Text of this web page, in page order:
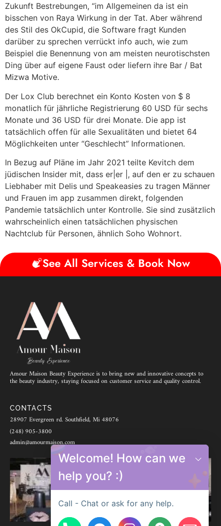
Zukunft Bestrebungen, “im Allgemeinen da ist ein
bisschen von Raya Wirkung in der Tat. Aber während
des Stil des OkCupid, die Software fragt Kunden
darüber zu sprechen verrückt info auch, wie zum
Beispiel die Benennung von am meisten neurotischsten
Ding über auf eigene Faust oder liefern ihre Bar / Bat
Mizwa Motive.
Der Lox Club berechnet ein Konto Kosten von $ 8
monatlich für jährliche Registrierung 60 USD für sechs
Monate und 36 USD für drei Monate. Die app ist
tatsächlich offen für alle Sexualitäten und bietet 64
Möglichkeiten unter “Geschlecht” Informationen.
In Bezug auf Pläne im Jahr 2021 teilte Kevitch dem
jüdischen Insider mit, dass er|er |, auf den er zu schauen
Liebhaber mit Delis und Speakeasies zu tragen Männer
und Frauen im app zusammen direkt, folgenden
Pandemie tatsächlich unter Kontrolle. Sie sind zusätzlich
wahrscheinlich einen tatsächlichen physischen
Nachtclub für Personen, ähnlich Soho Wohnort.
See All Services & Book Now
Amour Maison Beauty Experience is to bring new and innovative concepts to
the beauty industry, staying focused on customer service and quality control.
CONTACTS
28907 Evergreen rd. Southfield, Mi 48076
(248) 905-3800
admin@amourmaison.com
Welcome! How can we
help you? :)
Call - Chat or ask for any help.